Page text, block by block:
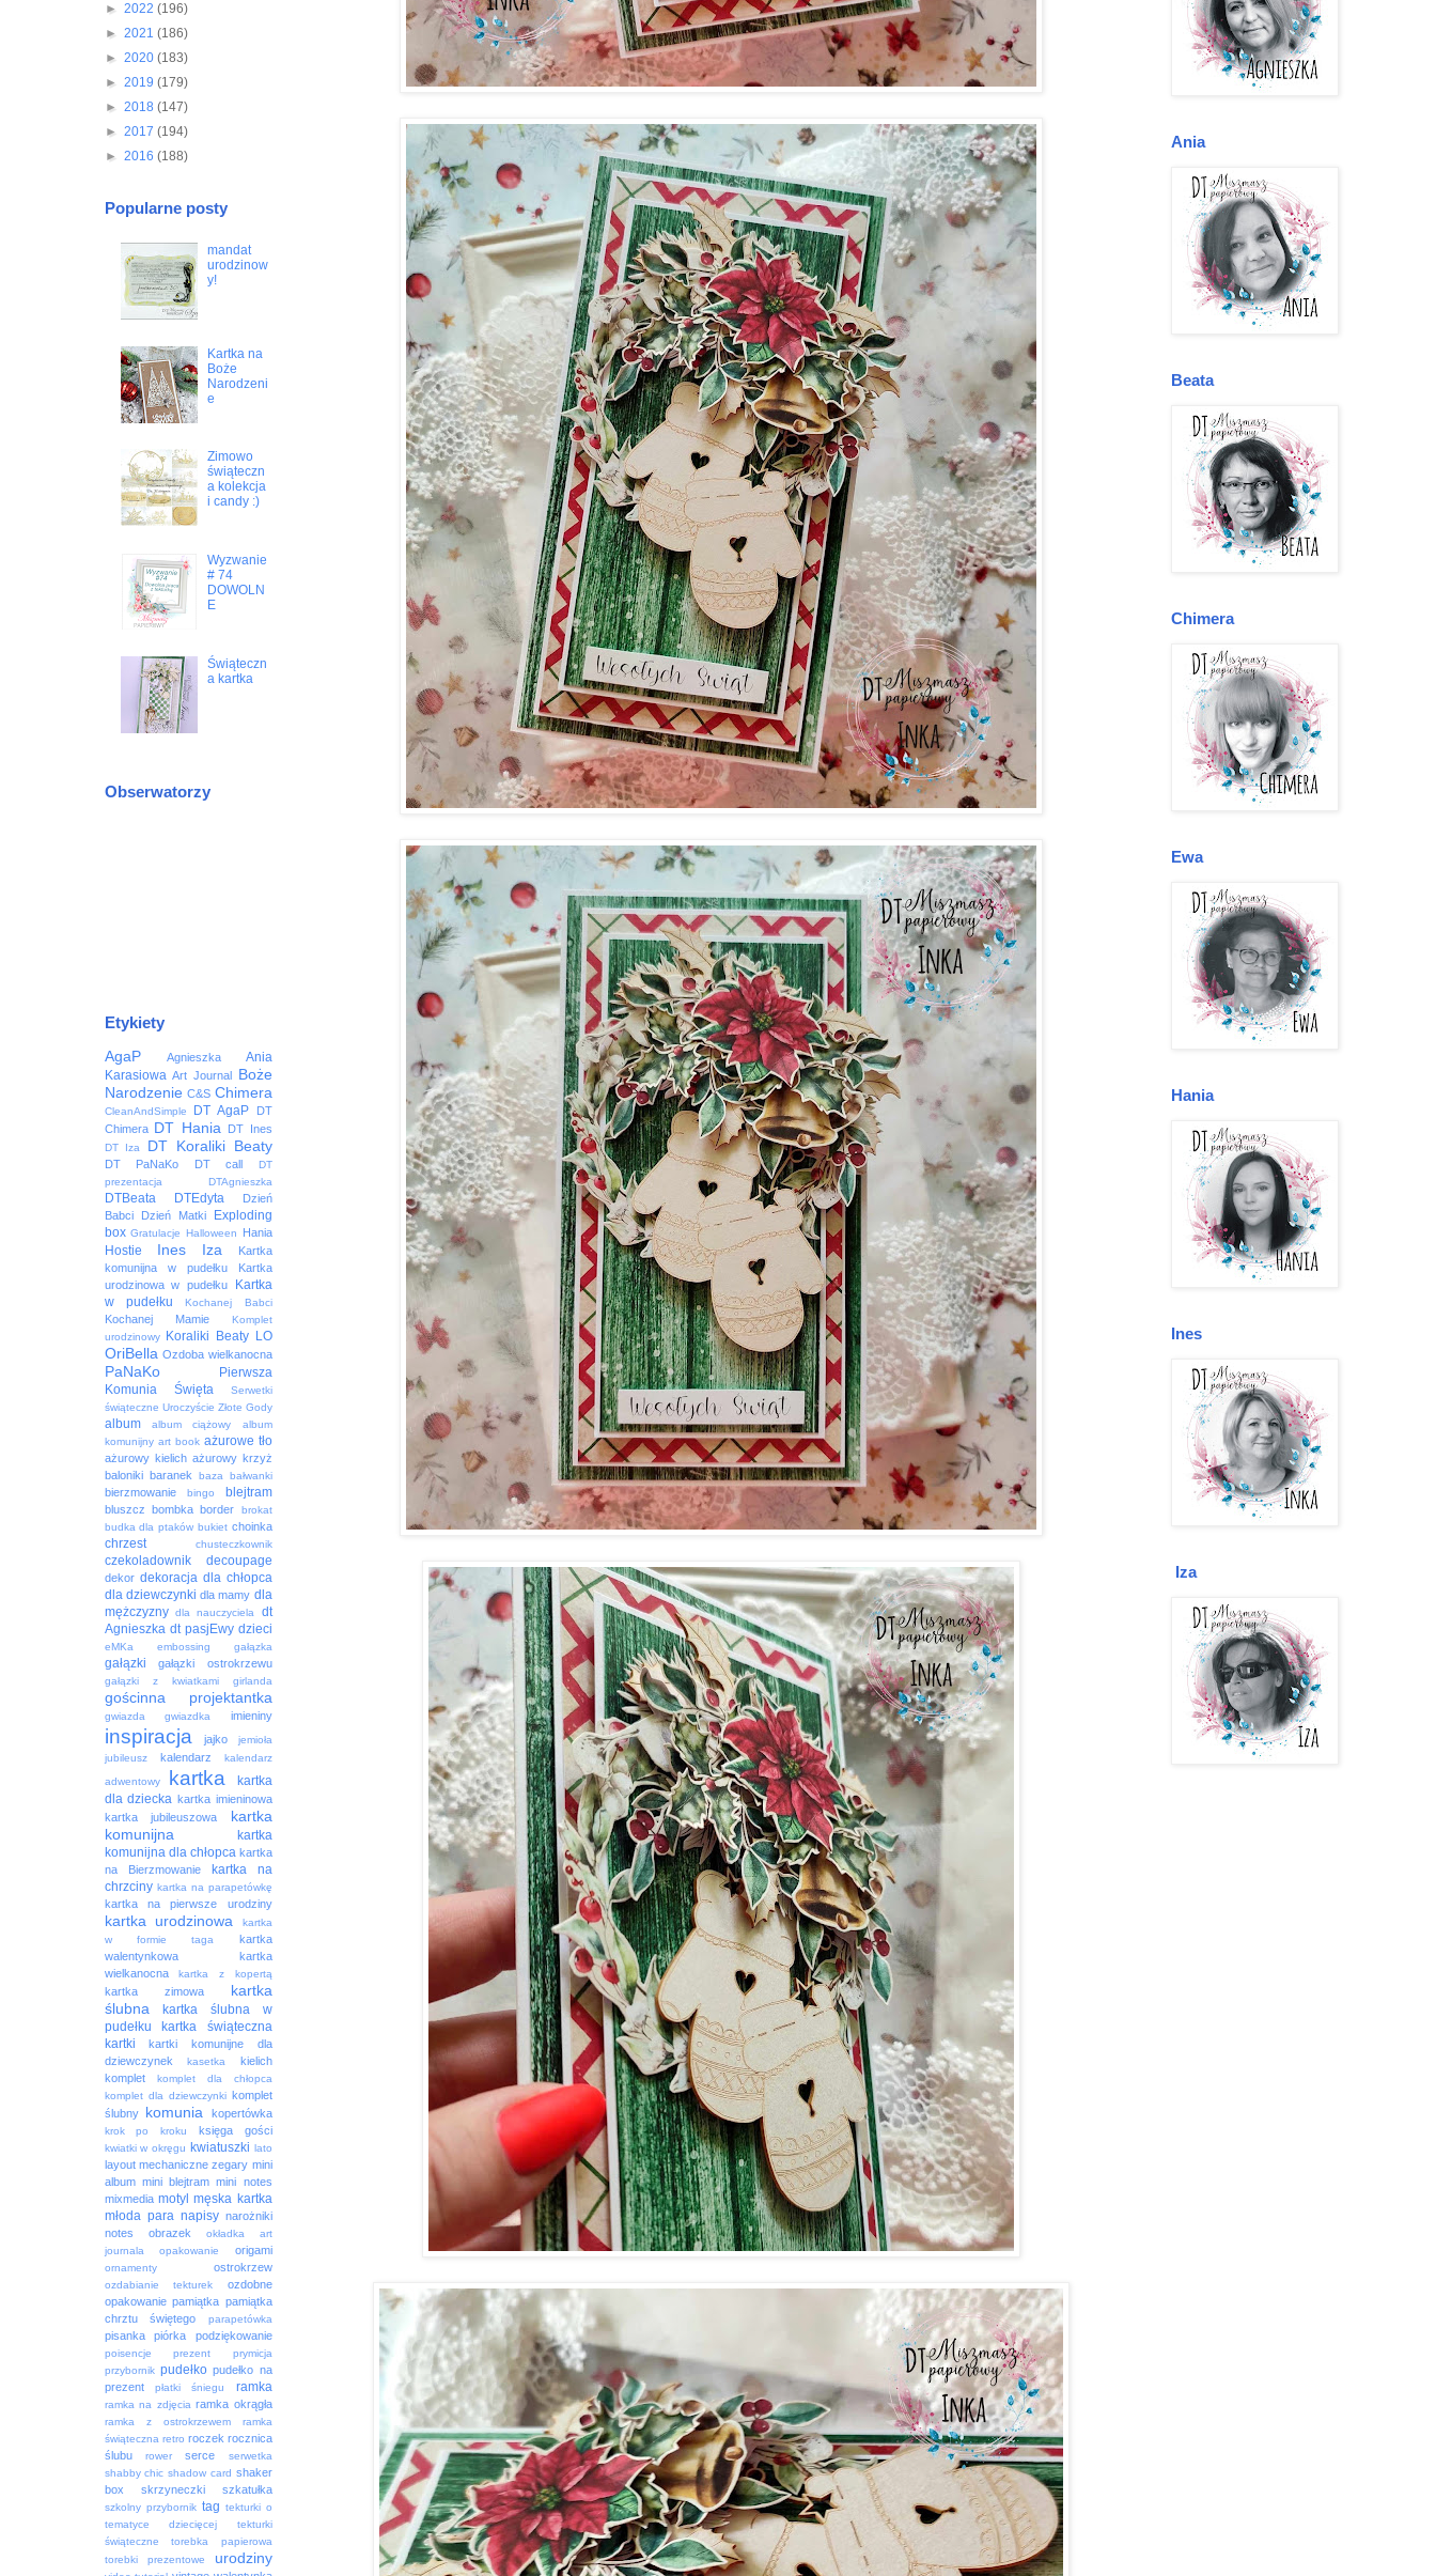
► 2022 (196)
► 2021 (186)
► 2020 (183)
► 2019 (179)
► 2018 (147)
► 2017 (194)
► 2016 (188)
Popularne posty
mandat
urodzinow
y!
Kartka na
Boże
Narodzeni
e
Zimowo
świąteczn
a kolekcja
i candy :)
Wyzwanie
# 74
DOWOLN
E
Świąteczn
a kartka
Obserwatorzy
Etykiety
AgaP Agnieszka
Ania
Karasiowa Art Journal
Boże
Narodzenie C&S Chimera
CleanAndSimple DT AgaP
DT
Chimera DT Hania DT Ines
DT Iza DT Koraliki Beaty
DT PaNaKo DT call
DT
prezentacja
DTAgnieszka
DTBeata DTEdyta
Dzień
Babci
Dzień Matki
Exploding
box Gratulacje Halloween Hania
Hostie Ines Iza
Kartka
komunijna w pudełku
Kartka
urodzinowa w pudełku
Kartka
w pudełku
Kochanej Babci
Kochanej Mamie
Komplet
urodzinowy
Koraliki Beaty LO
OriBella Ozdoba wielkanocna
PaNaKo
Pierwsza
Komunia Święta
Serwetki
świąteczne Uroczyście Złote Gody
album album ciążowy
album
komunijny art book ażurowe tło
ażurowy kielich ażurowy krzyż
baloniki
baranek baza bałwanki
bierzmowanie bingo blejtram
bluszcz bombka border
brokat
budka dla ptaków bukiet choinka
chrzest chusteczkownik
czekoladownik decoupage
dekor dekoracja dla chłopca
dla dziewczynki dla mamy dla
mężczyzny dla nauczyciela
dt
Agnieszka dt pasjEwy dzieci
eMKa embossing gałązka
gałązki gałązki ostrokrzewu
gałązki z kwiatkami girlanda
gościnna projektantka
gwiazda gwiazdka imieniny
inspiracja jajko
jemioła
jubileusz
kalendarz
kalendarz
adwentowy
kartka
kartka
dla dziecka kartka imieninowa
kartka jubileuszowa
kartka
komunijna
kartka
komunijna dla chłopca kartka
na Bierzmowanie
kartka na
chrzciny kartka na parapetówkę
kartka na pierwsze urodziny
kartka urodzinowa
kartka
w formie taga
kartka
walentynkowa
kartka
wielkanocna
kartka z kopertą
kartka zimowa
kartka
ślubna
kartka ślubna w
pudełku
kartka świąteczna
kartki
kartki komunijne dla
dziewczynek
kasetka
kielich
komplet
komplet dla chłopca
komplet dla dziewczynki komplet
ślubny
komunia kopertówka
krok po kroku księga gości
kwiatki w okręgu kwiatuszki lato
layout mechaniczne zegary mini
album mini blejtram mini notes
mixmedia motyl męska kartka
młoda para napisy narożniki
notes
obrazek
okładka art
journala
opakowanie origami
ornamenty ostrokrzew
ozdabianie tekturek
ozdobne
opakowanie pamiątka pamiątka
chrztu świętego
parapetówka
pisanka piórka podziękowanie
poisencje prezent
prymicja
przybornik pudełko pudełko na
prezent
płatki śniegu ramka
ramka na zdjęcia ramka okrągła
ramka z ostrokrzewem
ramka
świąteczna retro roczek rocznica
ślubu
rower serce
serwetka
shabby chic shadow card shaker
box
skrzyneczki szkatułka
szkolny przybornik tag tekturki o
tematyce dziecięcej
tekturki
świąteczne
torebka papierowa
torebki prezentowe
urodziny
Ania
Beata
Chimera
Ewa
Hania
Ines
Iza